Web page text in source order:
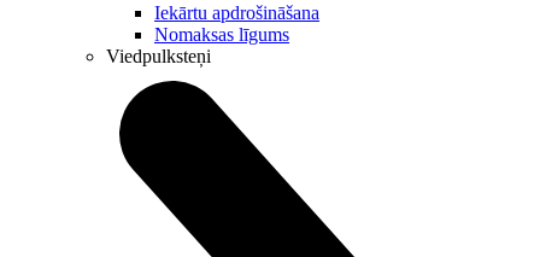
Iekārtu apdrošināšana
Nomaksas līgums
Viedpulksteņi